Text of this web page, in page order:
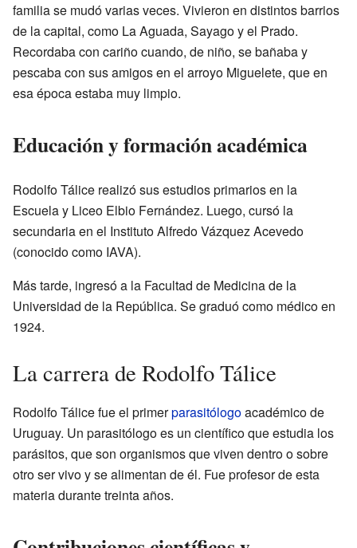
familia se mudó varias veces. Vivieron en distintos barrios
de la capital, como La Aguada, Sayago y el Prado.
Recordaba con cariño cuando, de niño, se bañaba y
pescaba con sus amigos en el arroyo Miguelete, que en
esa época estaba muy limpio.
Educación y formación académica
Rodolfo Tálice realizó sus estudios primarios en la
Escuela y Liceo Elbio Fernández. Luego, cursó la
secundaria en el Instituto Alfredo Vázquez Acevedo
(conocido como IAVA).
Más tarde, ingresó a la Facultad de Medicina de la
Universidad de la República. Se graduó como médico en
1924.
La carrera de Rodolfo Tálice
Rodolfo Tálice fue el primerparasitólogoacadémico de
Uruguay. Un parasitólogo es un científico que estudia los
parásitos, que son organismos que viven dentro o sobre
otro ser vivo y se alimentan de él. Fue profesor de esta
materia durante treinta años.